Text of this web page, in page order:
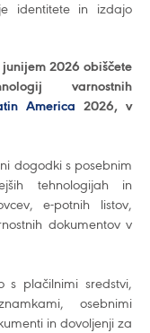
identitete in izdajo
2026 obiščete
varnostnih
America 2026, v
dogodki s posebnim
tehnologijah in
e-potnih listov,
dokumentov v
s plačilnimi sredstvi,
osebnimi
in dovoljenji za